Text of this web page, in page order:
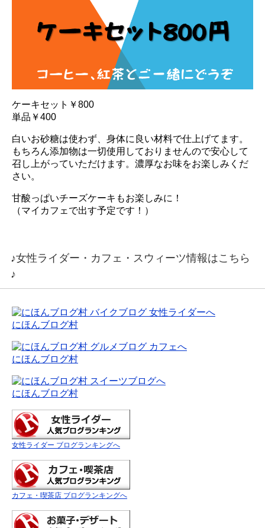
ケーキセット￥800
単品￥400
白いお砂糖は使わず、身体に良い材料で仕上げてます。
もちろん添加物は一切使用しておりませんので安心して
召し上がっていただけます。濃厚なお味をお楽しみくだ
さい。
甘酸っぱいチーズケーキもお楽しみに！
（マイカフェで出す予定です！）
♪女性ライダー・カフェ・スウィーツ情報はこちら
♪
にほんブログ村
にほんブログ村
にほんブログ村
女性ライダー ブログランキングへ
カフェ・喫茶店 ブログランキングへ